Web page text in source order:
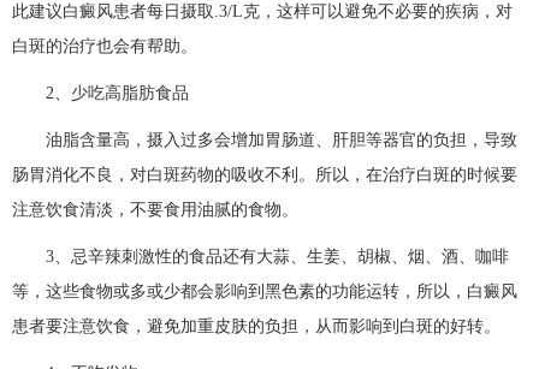
此建议白癜风患者每日摄取.3/L克，这样可以避免不必要的疾病，对
白斑的治疗也会有帮助。
2、少吃高脂肪食品
油脂含量高，摄入过多会增加胃肠道、肝胆等器官的负担，导致
肠胃消化不良，对白斑药物的吸收不利。所以，在治疗白斑的时候要
注意饮食清淡，不要食用油腻的食物。
3、忌辛辣刺激性的食品还有大蒜、生姜、胡椒、烟、酒、咖啡
等，这些食物或多或少都会影响到黑色素的功能运转，所以，白癜风
患者要注意饮食，避免加重皮肤的负担，从而影响到白斑的好转。